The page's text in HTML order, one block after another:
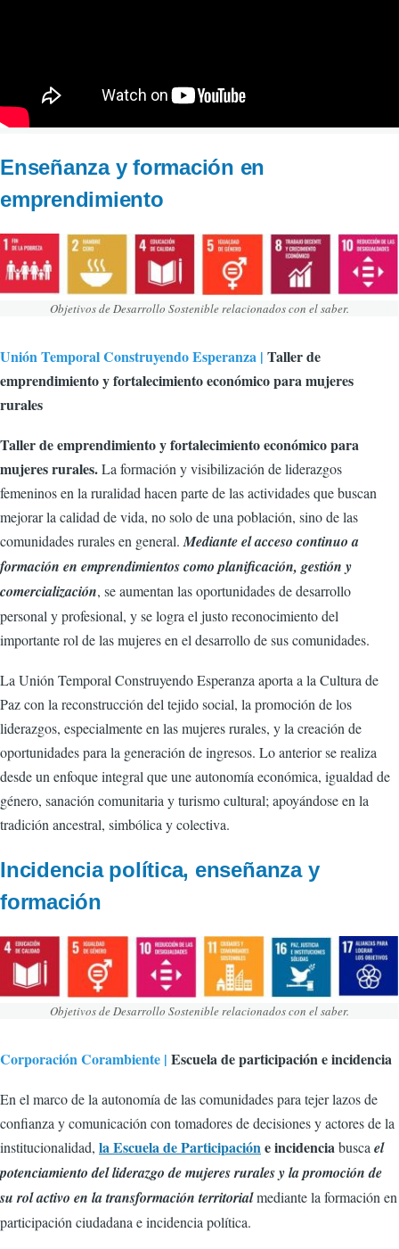
Enseñanza y formación en
emprendimiento
Objetivos de Desarrollo Sostenible relacionados con el saber.
Unión Temporal Construyendo Esperanza | Taller de
emprendimiento y fortalecimiento económico para mujeres
rurales
Taller de emprendimiento y fortalecimiento económico para
mujeres rurales.La formación y visibilización de liderazgos
femeninos en la ruralidad hacen parte de las actividades que buscan
mejorar la calidad de vida, no solo de una población, sino de las
comunidades rurales en general. Mediante el acceso continuo a
formación en emprendimientos como planificación, gestión y
comercialización, se aumentan las oportunidades de desarrollo
personal y profesional, y se logra el justo reconocimiento del
importante rol de las mujeres en el desarrollo de sus comunidades.
La Unión Temporal Construyendo Esperanza aporta a la Cultura de
Paz con la reconstrucción del tejido social, la promoción de los
liderazgos, especialmente en las mujeres rurales, y la creación de
oportunidades para la generación de ingresos. Lo anterior se realiza
desde un enfoque integral que une autonomía económica, igualdad de
género, sanación comunitaria y turismo cultural; apoyándose en la
tradición ancestral, simbólica y colectiva.
Incidencia política, enseñanza y
formación
Objetivos de Desarrollo Sostenible relacionados con el saber.
Corporación Corambiente | Escuela de participación e incidencia
En el marco de la autonomía de las comunidades para tejer lazos de
confianza y comunicación con tomadores de decisiones y actores de la
institucionalidad, la Escuela de Participacióne incidenciabuscael
potenciamiento del liderazgo de mujeres rurales y la promoción de
su rol activo en la transformación territorialmediante la formación en
participación ciudadana e incidencia política.